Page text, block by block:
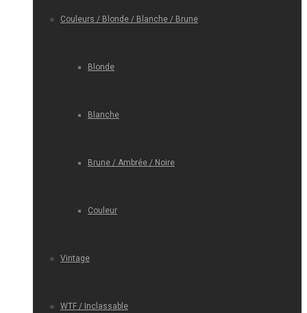
Couleurs / Blonde / Blanche / Brune
Blonde
Blanche
Brune / Ambrée / Noire
Couleur
Vintage
WTF / Inclassable